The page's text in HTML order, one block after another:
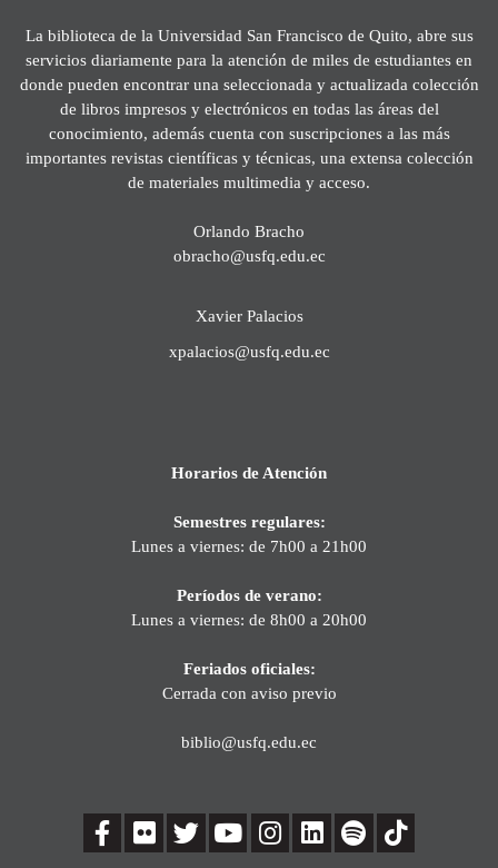
La biblioteca de la Universidad San Francisco de Quito, abre sus
servicios diariamente para la atención de miles de estudiantes en
donde pueden encontrar una seleccionada y actualizada colección
de libros impresos y electrónicos en todas las áreas del
conocimiento, además cuenta con suscripciones a las más
importantes revistas científicas y técnicas, una extensa colección
de materiales multimedia y acceso.
Orlando Bracho
obracho@usfq.edu.ec
Xavier Palacios
xpalacios@usfq.edu.ec
Horarios de Atención
Semestres regulares:
Lunes a viernes: de 7h00 a 21h00
Períodos de verano:
Lunes a viernes: de 8h00 a 20h00
Feriados oficiales:
Cerrada con aviso previo
biblio@usfq.edu.ec